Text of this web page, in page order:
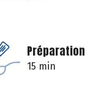
Préparation
15 min